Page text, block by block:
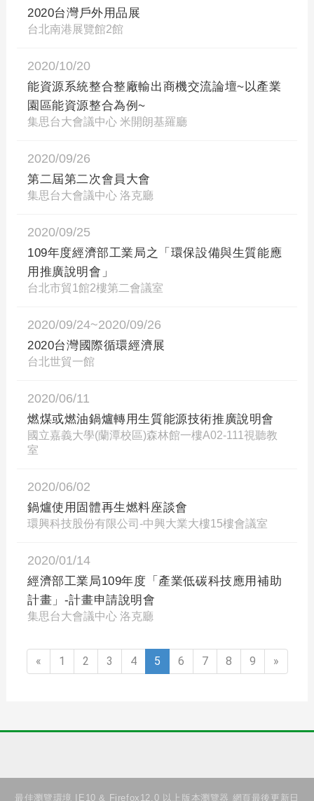
2020台灣戶外用品展
台北南港展覽館2館
2020/10/20
能資源系統整合整廠輸出商機交流論壇~以產業
園區能資源整合為例~
集思台大會議中心 米開朗基羅廳
2020/09/26
第二屆第二次會員大會
集思台大會議中心 洛克廳
2020/09/25
109年度經濟部工業局之「環保設備與生質能應
用推廣說明會」
台北市貿1館2樓第二會議室
2020/09/24~2020/09/26
2020台灣國際循環經濟展
台北世貿一館
2020/06/11
燃煤或燃油鍋爐轉用生質能源技術推廣說明會
國立嘉義大學(蘭潭校區)森林館一樓A02-111視聽教
室
2020/06/02
鍋爐使用固體再生燃料座談會
環興科技股份有限公司-中興大業大樓15樓會議室
2020/01/14
經濟部工業局109年度「產業低碳科技應用補助
計畫」-計畫申請說明會
集思台大會議中心 洛克廳
« 1 2 3 4 5 6 7 8 9 »
最佳瀏覽環境 IE10 & Firefox12.0 以上版本瀏覽器 網頁最後更新日